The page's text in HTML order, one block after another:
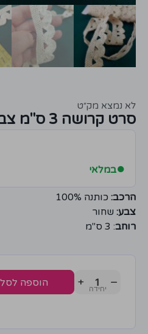
לא נמצא מק״ט
סרט קרושה 3 ס"מ צבע טבעי
●במלאי
הרכב: כותנה 100%
צבע: שחור
רוחב: 3 ס"מ
−
+ הוספה לסל